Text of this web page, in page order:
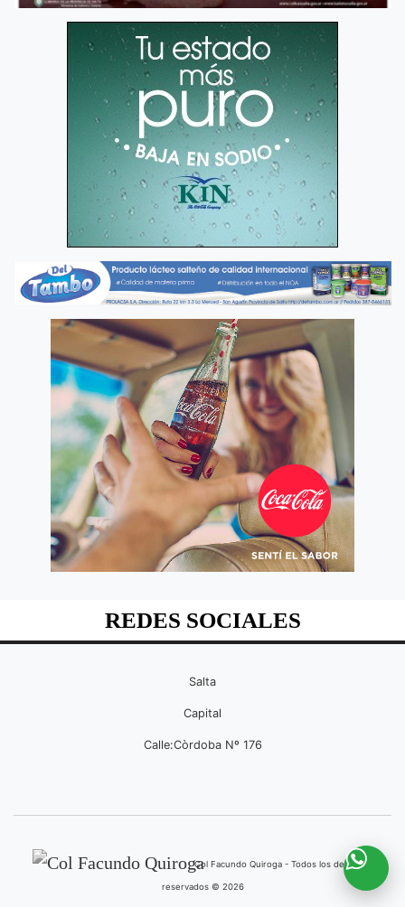
REDES SOCIALES
Salta
Capital
Calle:Còrdoba Nº 176
Col Facundo Quiroga - Todos los derechos
reservados © 2026